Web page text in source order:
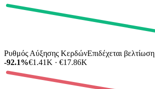
Ρυθμός Αύξησης ΚερδώνΕπιδέχεται βελτίωση
-92.1%€1.41K · €17.86K